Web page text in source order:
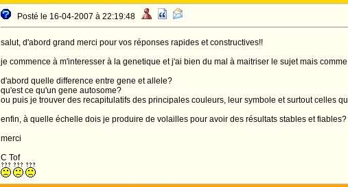
Posté le 16-04-2007 à 22:19:48
salut, d'abord grand merci pour vos réponses rapides et constructives!!
je commence à m'interesser à la genetique et j'ai bien du mal à maitriser le sujet mais
d'abord quelle difference entre gene et allele?
qu'est ce qu'un gene autosome?
ou puis je trouver des recapitulatifs des principales couleurs, leur symbole et surtout celles
enfin, à quelle échelle dois je produire de volailles pour avoir des résultats stables et fiables?
merci
C Tof